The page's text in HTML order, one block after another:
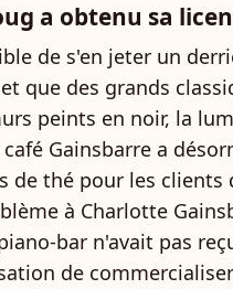
a obtenu sa
de s'en jeter un
que des grands
peints en noir, la
Gainsbarre a
de thé pour les clients
à Charlotte
bar n'avait pas
de